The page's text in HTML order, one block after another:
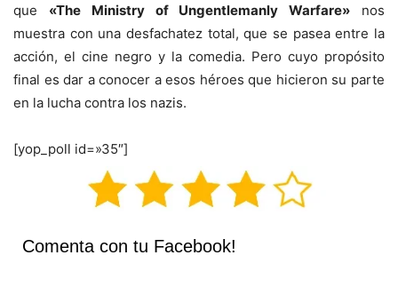
que «The Ministry of Ungentlemanly Warfare» nos
muestra con una desfachatez total, que se pasea entre la
acción, el cine negro y la comedia. Pero cuyo propósito
final es dar a conocer a esos héroes que hicieron su parte
en la lucha contra los nazis.
[yop_poll id=»35″]
Comenta con tu Facebook!